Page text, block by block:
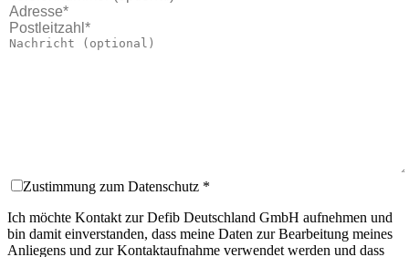
Zustimmung zum Datenschutz *
Ich möchte Kontakt zur Defib Deutschland GmbH aufnehmen und
bin damit einverstanden, dass meine Daten zur Bearbeitung meines
Anliegens und zur Kontaktaufnahme verwendet werden und dass